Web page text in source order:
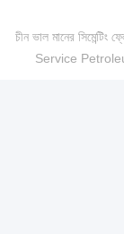
চীন ভাল মানের
Service